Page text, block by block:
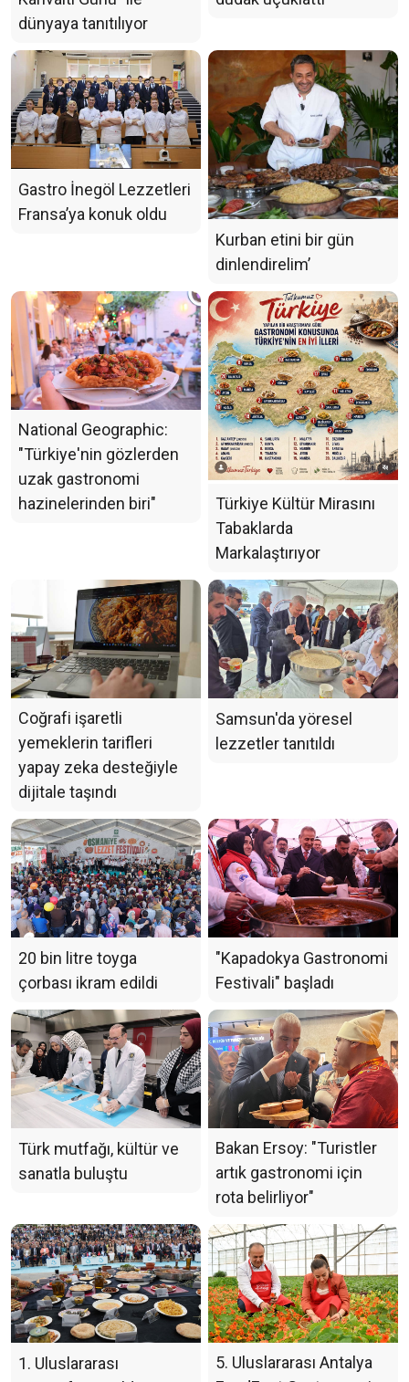
dünyaya tanıtılıyor
Gastro İnegöl Lezzetleri
Fransa’ya konuk oldu
Kurban etini bir gün
dinlendirelim’
National Geographic:
"Türkiye'nin gözlerden
uzak gastronomi
hazinelerinden biri"
Türkiye Kültür Mirasını
Tabaklarda
Markalaştırıyor
Coğrafi işaretli
yemeklerin tarifleri
yapay zeka desteğiyle
dijitale taşındı
Samsun'da yöresel
lezzetler tanıtıldı
20 bin litre toyga
çorbası ikram edildi
"Kapadokya Gastronomi
Festivali" başladı
Türk mutfağı, kültür ve
sanatla buluştu
Bakan Ersoy: "Turistler
artık gastronomi için
rota belirliyor"
1. Uluslararası
5. Uluslararası Antalya